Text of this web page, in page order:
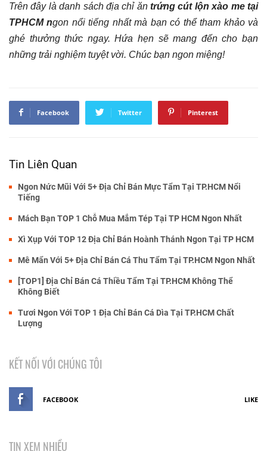
Trên đây là danh sách địa chỉ ăntrứng cút lộn xào me tại
TPHCM ngon nổi tiếng nhất mà bạn có thể tham khảo và
ghé thưởng thức ngay. Hứa hẹn sẽ mang đến cho bạn
những trải nghiệm tuyệt vời. Chúc bạn ngon miệng!
Facebook Twitter Pinterest
Tin Liên Quan
Ngon Nức Mũi Với 5+ Địa Chỉ Bán Mực Tẩm Tại TP.HCM Nổi
Tiếng
Mách Bạn TOP 1 Chỗ Mua Mắm Tép Tại TP HCM Ngon Nhất
Xì Xụp Với TOP 12 Địa Chỉ Bán Hoành Thánh Ngon Tại TP HCM
Mê Mẩn Với 5+ Địa Chỉ Bán Cá Thu Tẩm Tại TP.HCM Ngon Nhất
[TOP1] Địa Chỉ Bán Cá Thiều Tẩm Tại TP.HCM Không Thể
Không Biết
Tươi Ngon Với TOP 1 Địa Chỉ Bán Cá Dìa Tại TP.HCM Chất
Lượng
KẾT NỐI VỚI CHÚNG TÔI
FACEBOOK LIKE
TIN XEM NHIỀU